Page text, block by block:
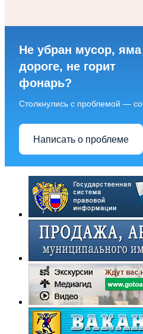
Не убран мусор,
дороге, не горит
фонарь?
Столкнулись с проблемой —
Написать о проблеме